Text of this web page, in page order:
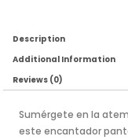
Description
Additional Information
Reviews (0)
Sumérgete en la
este encantador